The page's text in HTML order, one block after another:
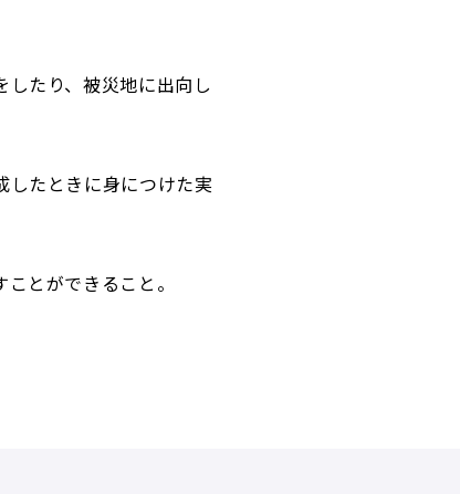
たり、被災地に出向し
したときに身につけた実
とができること。